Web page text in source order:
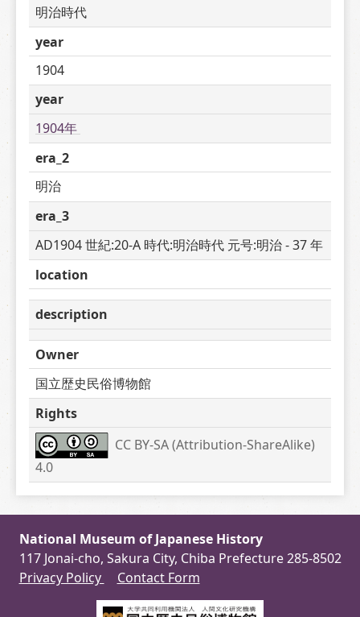
明治時代
year
1904
year
1904年
era_2
明治
era_3
AD1904 世紀:20-A 時代:明治時代 元号:明治 - 37 年
location
description
Owner
国立歴史民俗博物館
Rights
CC BY-SA (Attribution-ShareAlike)
4.0
National Museum of Japanese History
117 Jonai-cho, Sakura City, Chiba Prefecture 285-8502
Privacy Policy
Contact Form